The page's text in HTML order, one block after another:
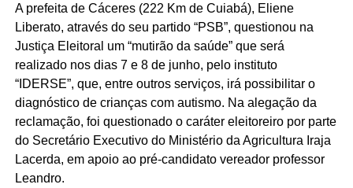
A prefeita de Cáceres (222 Km de Cuiabá), Eliene
Liberato, através do seu partido “PSB”, questionou na
Justiça Eleitoral um “mutirão da saúde” que será
realizado nos dias 7 e 8 de junho, pelo instituto
“IDERSE”, que, entre outros serviços, irá possibilitar o
diagnóstico de crianças com autismo. Na alegação da
reclamação, foi questionado o caráter eleitoreiro por parte
do Secretário Executivo do Ministério da Agricultura Iraja
Lacerda, em apoio ao pré-candidato vereador professor
Leandro.